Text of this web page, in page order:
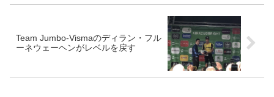
Team Jumbo-Vismaのディラン・フル
ーネウェーヘンがレベルを戻す